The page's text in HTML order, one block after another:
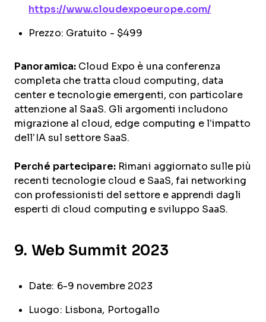
https://www.cloudexpoeurope.com/
Prezzo: Gratuito - $499
Panoramica: Cloud Expo è una conferenza
completa che tratta cloud computing, data
center e tecnologie emergenti, con particolare
attenzione al SaaS. Gli argomenti includono
migrazione al cloud, edge computing e l’impatto
dell’IA sul settore SaaS.
Perché partecipare: Rimani aggiornato sulle più
recenti tecnologie cloud e SaaS, fai networking
con professionisti del settore e apprendi dagli
esperti di cloud computing e sviluppo SaaS.
9. Web Summit 2023
Date: 6-9 novembre 2023
Luogo: Lisbona, Portogallo